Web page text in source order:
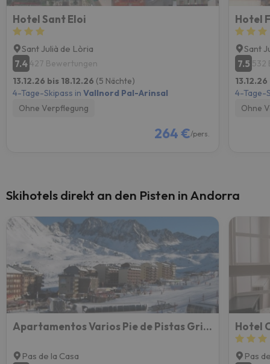
Hotel Sant Eloi
Sant Julià de Lòria
7.4427 Bewertungen
13.12.26 bis 18.12.26 (5 Nächte)
4-Tage-Skipass in Vallnord Pal-Arinsal
Ohne Verpflegung
264 €/pers.
Hotel
Sant
7.5 532
4-Tage-
Ohne
Skihotels direkt an den Pisten in Andorra
Apartamentos Varios Pie de Pistas Grifovacances
Pas de la Casa
Hotel
Pas